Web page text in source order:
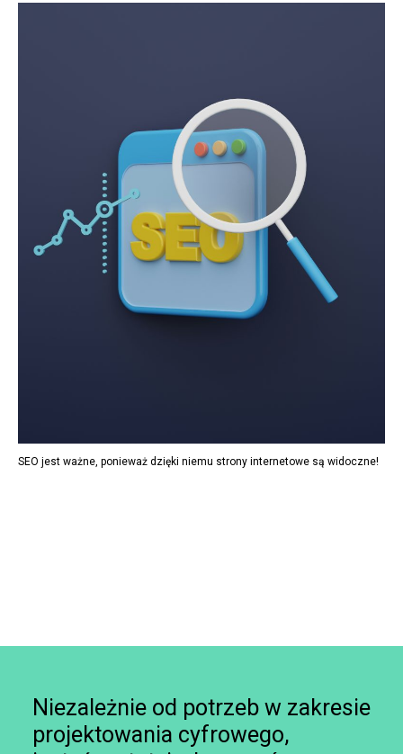
SEO jest ważne, ponieważ dzięki niemu strony internetowe są widoczne!
Niezależnie od potrzeb w zakresie
projektowania cyfrowego,